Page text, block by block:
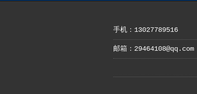
手机：13027789516
邮箱：29464108@qq.com